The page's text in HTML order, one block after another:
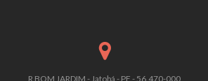
R BOM JARDIM - Jatobá - PE - 56.470-000